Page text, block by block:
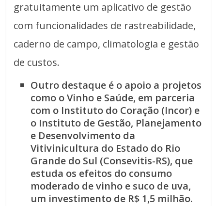
gratuitamente um aplicativo de gestão
com funcionalidades de rastreabilidade,
caderno de campo, climatologia e gestão
de custos.
Outro destaque é o apoio a projetos
como o Vinho e Saúde, em parceria
com o Instituto do Coração (Incor) e
o Instituto de Gestão, Planejamento
e Desenvolvimento da
Vitivinicultura do Estado do Rio
Grande do Sul (Consevitis-RS), que
estuda os efeitos do consumo
moderado de vinho e suco de uva,
um investimento de R$ 1,5 milhão.